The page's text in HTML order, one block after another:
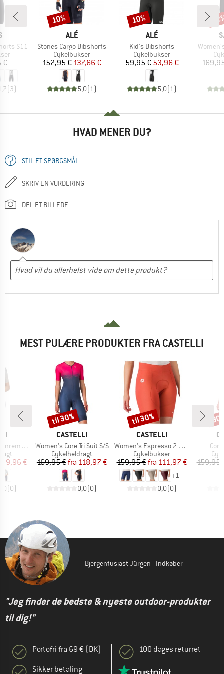
S11
€
(3)
MÆRKE
ALÉ
Artikel
Stones Cargo Bibshorts
Produktgruppe
Cykelbukser
Pris
152,95 €Nedsat pris
137,66 €
5,0(1)
Rabat
10%
MÆRKE
ALÉ
Artikel
Kid's Bibshorts
Produktgruppe
Cykelbukser
Pris
59,95 €Nedsat pris
53,96 €
5,0(1)
Rabat
10%
Artikel
HVAD MENER DU?
STIL ET SPØRGSMÅL
SKRIV EN VURDERING
DEL ET BILLEDE
MEST PULÆRE PRODUKTER FRA CASTELLI
Suit S/S
pris
€
(0)
MÆRKE
CASTELLI
Artikel
Women's Core Tri Suit S/S
Produktgruppe
Cykelheldragt
Pris
169,95 € Nedsat pris
fra 118,97 €
0,0(0)
Rabat
til 30%
MÆRKE
CASTELLI
Artikel
Women's Espresso 2 Short
Produktgruppe
Cykelbukser
Pris
159,95 € Nedsat pris
fra 111,97 €
+1
0,0(0)
Rabat
til 30%
159,95
Bjergentusiast Jürgen - Indkøber
"Jeg finder de bedste & nyeste outdoor-produkter
til dig!"
Portofri fra 69 € (DK)
Sikker betaling
100 dages returret